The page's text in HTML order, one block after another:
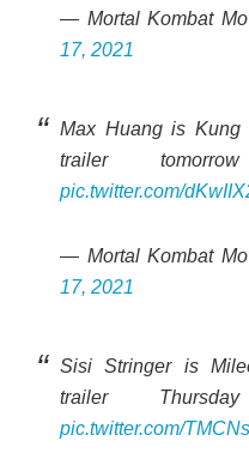
— Mortal Kombat
17, 2021
Max Huang is Kung
trailer
pic.twitter.com/
— Mortal Kombat
17, 2021
Sisi Stringer is
trailer
pic.twitter.com/